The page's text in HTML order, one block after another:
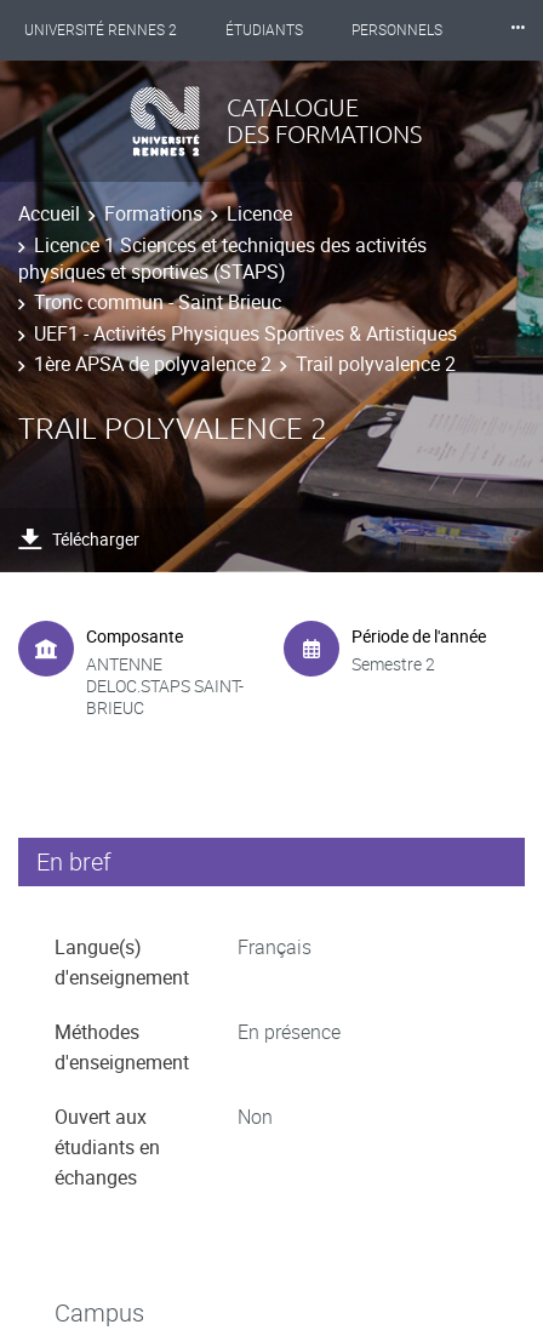
UNIVERSITÉ RENNES 2 ÉTUDIANTS PERSONNELS
INTERNATIONAL PROFESSIONNELS BIBLIOTHÈQUES
LES NOUVELLES DE RENNES 2
⸱⸱⸱
CATALOGUE
DES FORMATIONS
Accueil Formations
Licence
Licence 1 Sciences et techniques des activités
physiques et sportives (STAPS)
Tronc commun - Saint Brieuc
UEF1 - Activités Physiques Sportives & Artistiques
1ère APSA de polyvalence 2
Trail polyvalence 2
TRAIL POLYVALENCE 2
Télécharger
Composante
ANTENNE
DELOC.STAPS SAINT-
BRIEUC
Période de l'année
Semestre 2
En bref
Langue(s)
d'enseignement
Français
Méthodes
d'enseignement
En présence
Ouvert aux
étudiants en
échanges
Non
Campus